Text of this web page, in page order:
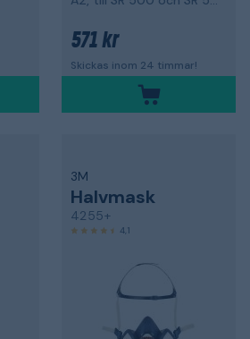
571 kr
Skickas inom 24 timmar!
3M
Halvmask
4255+
4,1